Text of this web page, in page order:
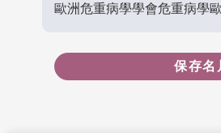
歐洲危重病學學會危重病學
保存名